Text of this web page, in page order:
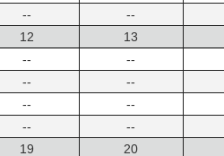
--
--
12
--
--
--
--
13
--
--
--
--
19
20